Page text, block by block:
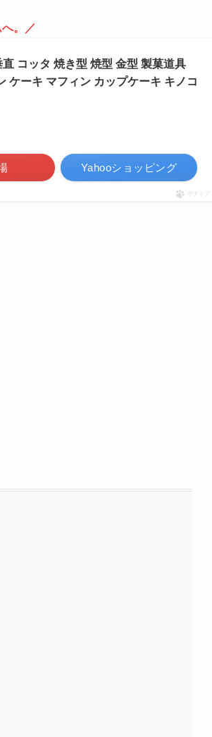
。／
コッタ 焼き型 焼型 金型 製菓道具
ケーキ マフィン カップケーキ キノコ
Yahooショッピング
ポチップ